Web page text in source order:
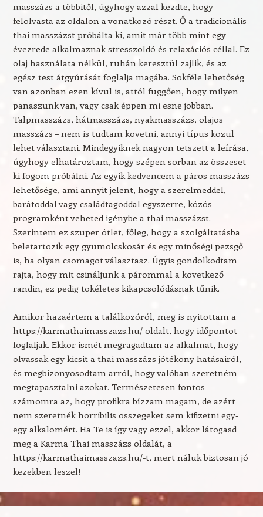
masszázs a többitől, úgyhogy azzal kezdte, hogy
felolvasta az oldalon a vonatkozó részt. Ő a tradicionális
thai masszázst próbálta ki, amit már több mint egy
évezrede alkalmaznak stresszoldó és relaxációs céllal. Ez
olaj használata nélkül, ruhán keresztül zajlik, és az
egész test átgyúrását foglalja magába. Sokféle lehetőség
van azonban ezen kívül is, attól függően, hogy milyen
panaszunk van, vagy csak éppen mi esne jobban.
Talpmasszázs, hátmasszázs, nyakmasszázs, olajos
masszázs – nem is tudtam követni, annyi típus közül
lehet választani. Mindegyiknek nagyon tetszett a leírása,
úgyhogy elhatároztam, hogy szépen sorban az összeset
ki fogom próbálni. Az egyik kedvencem a páros masszázs
lehetősége, ami annyit jelent, hogy a szerelmeddel,
barátoddal vagy családtagoddal egyszerre, közös
programként veheted igénybe a thai masszázst.
Szerintem ez szuper ötlet, főleg, hogy a szolgáltatásba
beletartozik egy gyümölcskosár és egy minőségi pezsgő
is, ha olyan csomagot választasz. Úgyis gondolkodtam
rajta, hogy mit csináljunk a párommal a következő
randin, ez pedig tökéletes kikapcsolódásnak tűnik.
Amikor hazaértem a találkozóról, meg is nyitottam a
https://karmathaimasszazs.hu/ oldalt, hogy időpontot
foglaljak. Ekkor ismét megragadtam az alkalmat, hogy
olvassak egy kicsit a thai masszázs jótékony hatásairól,
és megbizonyosodtam arról, hogy valóban szeretném
megtapasztalni azokat. Természetesen fontos
számomra az, hogy profikra bízzam magam, de azért
nem szeretnék horribilis összegeket sem kifizetni egy-
egy alkalomért. Ha Te is így vagy ezzel, akkor látogasd
meg a Karma Thai masszázs oldalát, a
https://karmathaimasszazs.hu/-t, mert náluk biztosan jó
kezekben leszel!